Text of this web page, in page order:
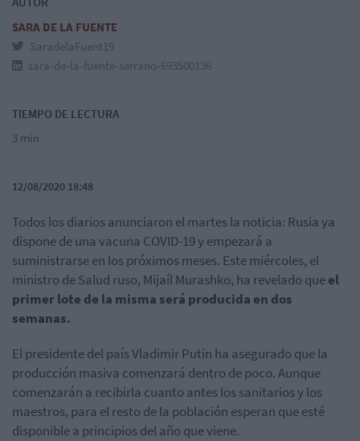
SARA DE LA FUENTE
SaradelaFuent19
sara-de-la-fuente-serrano-693500136
TIEMPO DE LECTURA
3 min
12/08/2020 18:48
Todos los diarios anunciaron el martes la noticia: Rusia ya
dispone de una vacuna COVID-19 y empezará a
suministrarse en los próximos meses. Este miércoles, el
ministro de Salud ruso, Mijaíl Murashko, ha revelado queel
primer lote de la misma será producida en dos
semanas.
El presidente del país Vladimir Putin ha asegurado que la
producción masiva comenzará dentro de poco. Aunque
comenzarán a recibirla cuanto antes los sanitarios y los
maestros, para el resto de la población esperan que esté
disponible a principios del año que viene.